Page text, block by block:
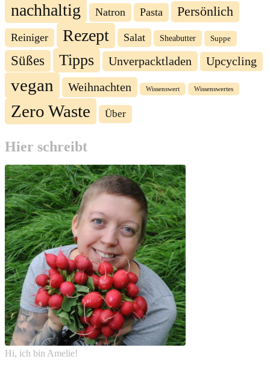
nachhaltig Natron Pasta Persönlich
Reiniger Rezept Salat Sheabutter Suppe
Süßes Tipps Unverpacktladen Upcycling
vegan Weihnachten Wissenswert Wissenswertes
Zero Waste Über
Hier schreibt
Hi, ich bin Amelie!